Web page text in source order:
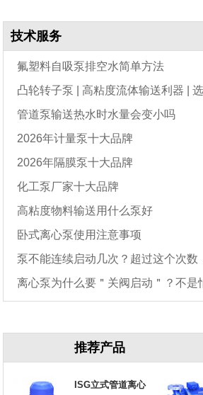
技术服务
氟塑料自吸泵排空水简单方法
凸轮转子泵 | 高粘度流体输送利器 |
管道泵输送热水时水量会变小吗
2026年计量泵十大品牌
2026年隔膜泵十大品牌
化工泵厂家十大品牌
高粘度物料输送用什么泵好
卧式离心泵使用注意事项
泵不能连续启动几次？超过这个次数
离心泵为什么要＂关阀启动＂？不是
推荐产品
ISG立式管道离心